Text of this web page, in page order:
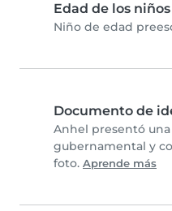
Edad de los niños
Niño de edad
Documento de
Anhel presentó
gubernamental y
foto. Aprende más